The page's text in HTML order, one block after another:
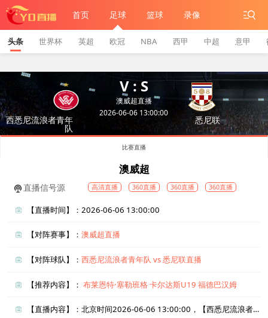
首页 足球 篮球 录像
头条 世界杯 英超 欧冠 NBA 西甲 中超 意甲
西悉尼流浪者青年
队
V : S
澳威超直播
2026-06-06 13:00:00
悉尼联
比赛直播
澳威超
直播信号源 高清直播 360直播 360直播 360直播
【直播时间】：2026-06-06 13:00:00
【对阵赛事】：澳威超直播
【对阵球队】：西悉尼流浪者青年队 vs 悉尼联直播
【推荐内容】：布莱恩特·塞勒班格卡尔达斯U19 福德巴汉姆
【直播内容】：北京时间2026-06-06 13:00:00，【西悉尼流浪者青年队vs悉尼联】直播准时在线播放，喜欢看比赛的朋友可以提前收藏本页面以免错过直播。盈点直播网_足球直播还为您在本页面索引了相关直播、西悉尼流浪者青年队直播、悉尼联直播的近期比赛列表以及两队历史交锋、两队赛程。